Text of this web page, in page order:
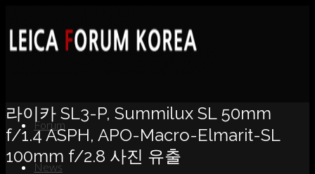
Forum
News
라이카 SL3-P, Summilux SL 50mm
f/1.4 ASPH, APO-Macro-Elmarit-SL
100mm f/2.8 사진 유출